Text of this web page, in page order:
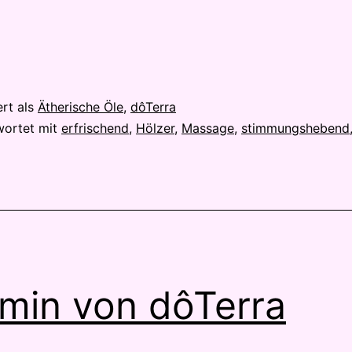
als Ätherische Öle, dôTerra
mit erfrischend, Hölzer, Massage, stimmungshebend
von dôTerra